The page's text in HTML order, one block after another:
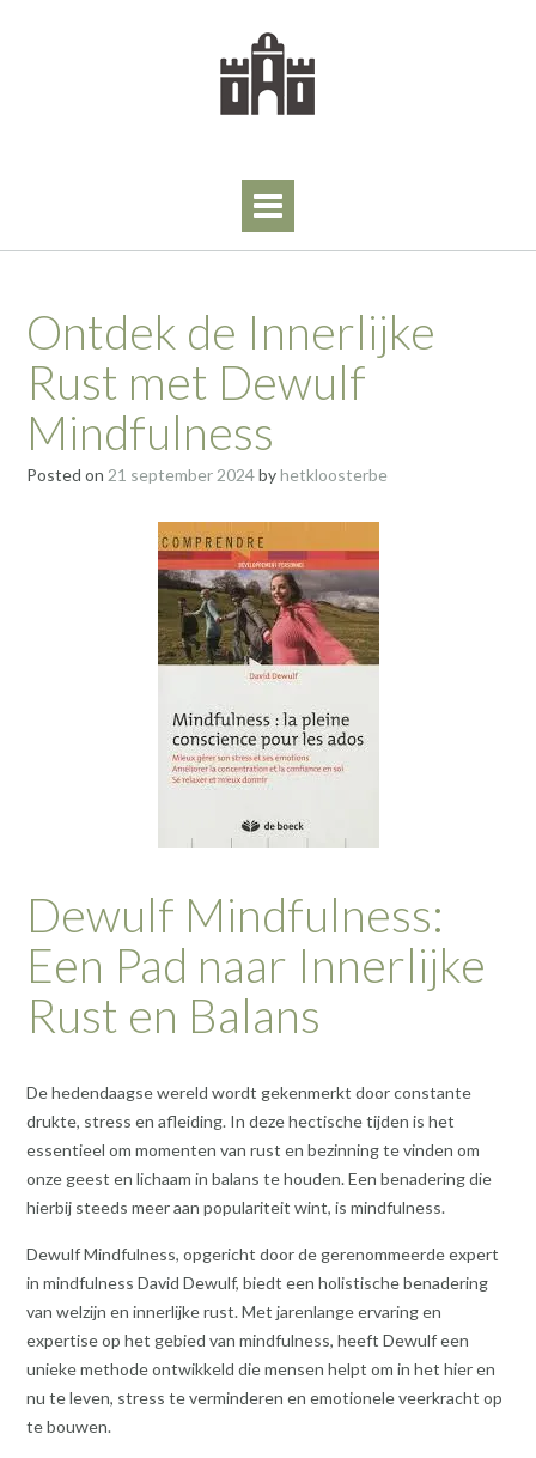
Ontdek de Innerlijke
Rust met Dewulf
Mindfulness
Posted on 21 september 2024byhetkloosterbe
Dewulf Mindfulness:
Een Pad naar Innerlijke
Rust en Balans
De hedendaagse wereld wordt gekenmerkt door constante
drukte, stress en afleiding. In deze hectische tijden is het
essentieel om momenten van rust en bezinning te vinden om
onze geest en lichaam in balans te houden. Een benadering die
hierbij steeds meer aan populariteit wint, is mindfulness.
Dewulf Mindfulness, opgericht door de gerenommeerde expert
in mindfulness David Dewulf, biedt een holistische benadering
van welzijn en innerlijke rust. Met jarenlange ervaring en
expertise op het gebied van mindfulness, heeft Dewulf een
unieke methode ontwikkeld die mensen helpt om in het hier en
nu te leven, stress te verminderen en emotionele veerkracht op
te bouwen.